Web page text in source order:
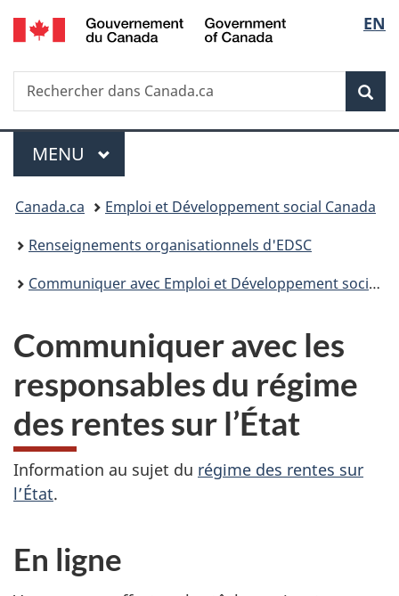
Passer
au
principal
Passer
à
Au
du
Passer
à
version
simplifiée
de
la
EN
Recherche
Rechercher
dans
Menu
MENU PRINCIPAL
Vous
êtes
ici :
Canada.ca
Emploi et Développement social Canada
Renseignements organisationnels d'EDSC
Communiquer avec Emploi et Développement social Canada (EDSC)
Communiquer avec les
responsables du régime
des rentes sur l’État
Information au sujet du régime des rentes sur
l’État.
En ligne